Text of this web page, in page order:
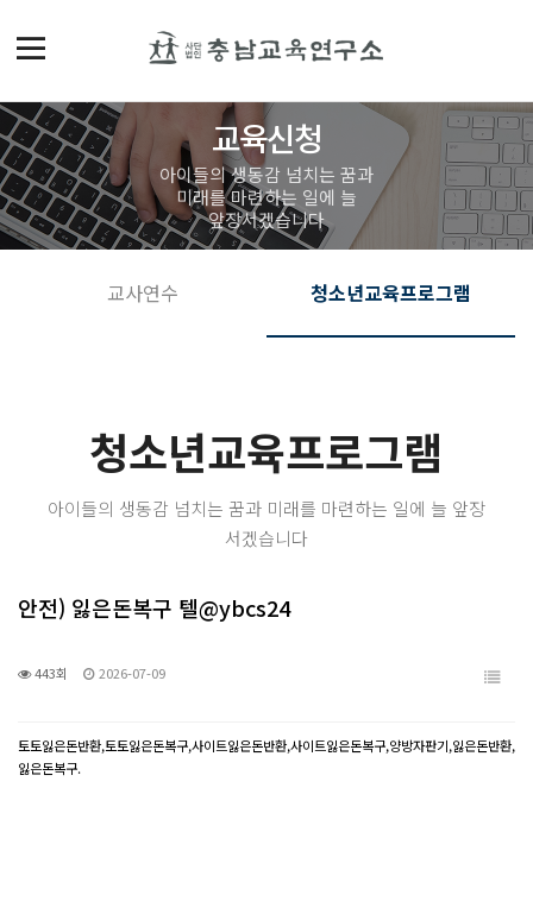
교육신청
아이들의 생동감 넘치는 꿈과
미래를 마련하는 일에 늘
앞장서겠습니다
교사연수 청소년교육프로그램
청소년교육프로그램
아이들의 생동감 넘치는 꿈과 미래를 마련하는 일에 늘 앞장
서겠습니다
안전) 잃은돈복구 텔@ybcs24
443회 2026-07-09
토토잃은돈반환,토토잃은돈복구,사이트잃은돈반환,사이트잃은돈복구,양방자판기,잃은돈반환,
잃은돈복구.